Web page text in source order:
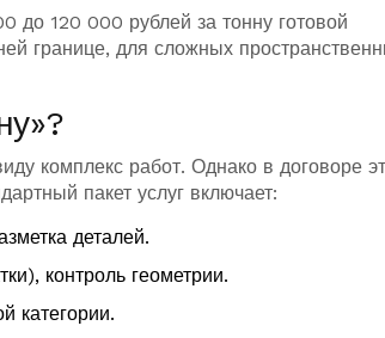
до 120 000 рублей за тонну готовой
границе, для сложных
комплекс работ. Однако в договоре
пакет услуг включает:
деталей.
контроль геометрии.
категории.